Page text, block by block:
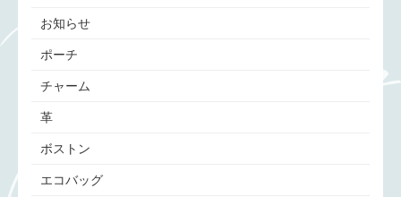
お知らせ
ポーチ
チャーム
革
ボストン
エコバッグ